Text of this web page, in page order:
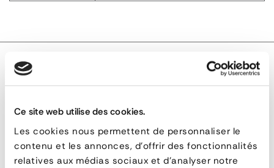
Ce site web utilise des cookies.
Les cookies nous permettent de personnaliser le
contenu et les annonces, d'offrir des fonctionnalités
relatives aux médias sociaux et d'analyser notre
Eye Shortening Hook